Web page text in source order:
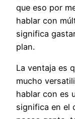
que eso por
hablar con
significa
plan.
La ventaja es
mucho
hablar con es
significa en el